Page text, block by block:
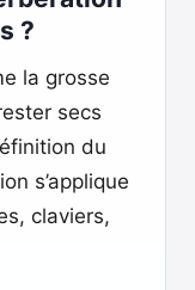
?
la grosse
secs
du
s’applique
claviers,